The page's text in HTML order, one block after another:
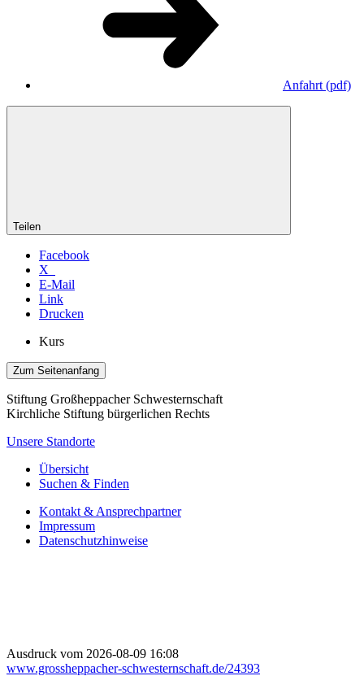
Anfahrt (pdf)
Teilen
Facebook
X
E-Mail
Link
Drucken
Kurs
Zum Seitenanfang
Stiftung Großheppacher Schwesternschaft
Kirchliche Stiftung bürgerlichen Rechts
Unsere Standorte
Übersicht
Suchen & Finden
Kontakt & Ansprechpartner
Impressum
Datenschutzhinweise
Ausdruck vom 2026-08-09 16:08
www.grossheppacher-schwesternschaft.de/24393